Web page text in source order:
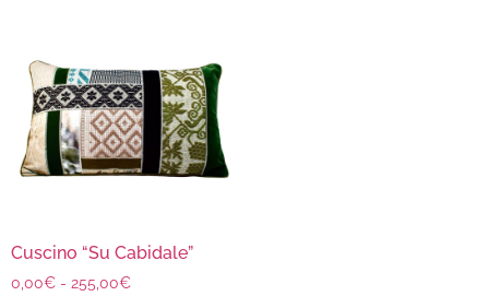
Cuscino “Su Cabidale”
0,00€ - 255,00€